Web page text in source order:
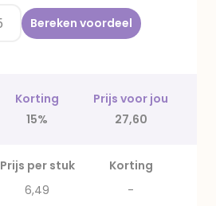
Bereken voordeel
Korting
Prijs voor jou
15% 27,60
Prijs per stuk
Korting
6,49
-